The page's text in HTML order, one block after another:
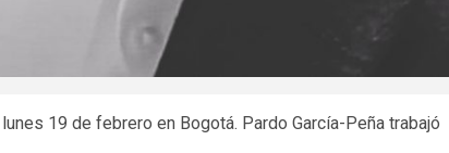
19 de febrero en Bogotá. Pardo García-Peña trabajó